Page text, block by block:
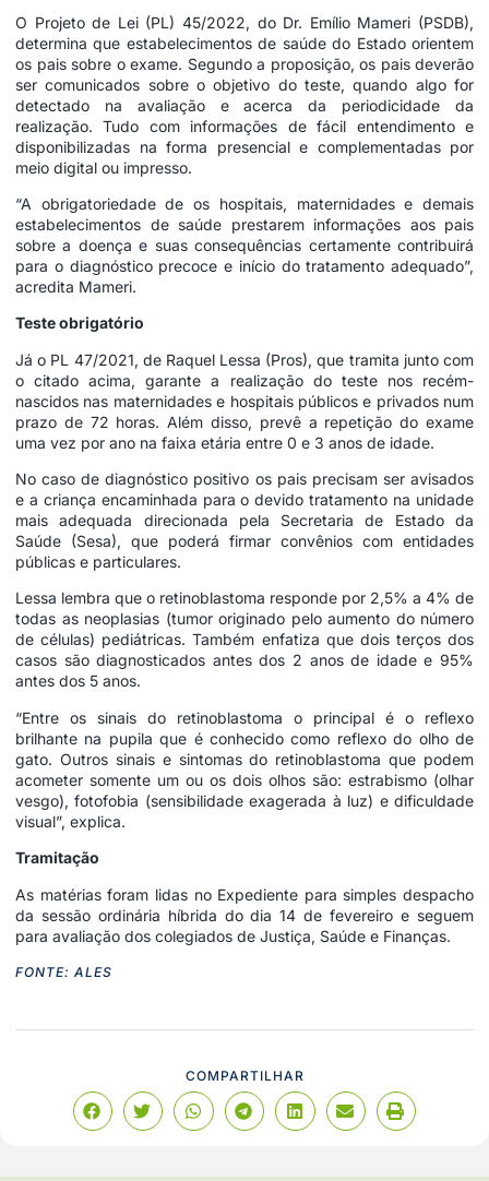
O Projeto de Lei (PL) 45/2022, do Dr. Emílio Mameri (PSDB),
determina que estabelecimentos de saúde do Estado orientem
os pais sobre o exame. Segundo a proposição, os pais deverão
ser comunicados sobre o objetivo do teste, quando algo for
detectado na avaliação e acerca da periodicidade da
realização. Tudo com informações de fácil entendimento e
disponibilizadas na forma presencial e complementadas por
meio digital ou impresso.
“A obrigatoriedade de os hospitais, maternidades e demais
estabelecimentos de saúde prestarem informações aos pais
sobre a doença e suas consequências certamente contribuirá
para o diagnóstico precoce e início do tratamento adequado”,
acredita Mameri.
Teste obrigatório
Já o PL 47/2021, de Raquel Lessa (Pros), que tramita junto com
o citado acima, garante a realização do teste nos recém-
nascidos nas maternidades e hospitais públicos e privados num
prazo de 72 horas. Além disso, prevê a repetição do exame
uma vez por ano na faixa etária entre 0 e 3 anos de idade.
No caso de diagnóstico positivo os pais precisam ser avisados
e a criança encaminhada para o devido tratamento na unidade
mais adequada direcionada pela Secretaria de Estado da
Saúde (Sesa), que poderá firmar convênios com entidades
públicas e particulares.
Lessa lembra que o retinoblastoma responde por 2,5% a 4% de
todas as neoplasias (tumor originado pelo aumento do número
de células) pediátricas. Também enfatiza que dois terços dos
casos são diagnosticados antes dos 2 anos de idade e 95%
antes dos 5 anos.
“Entre os sinais do retinoblastoma o principal é o reflexo
brilhante na pupila que é conhecido como reflexo do olho de
gato. Outros sinais e sintomas do retinoblastoma que podem
acometer somente um ou os dois olhos são: estrabismo (olhar
vesgo), fotofobia (sensibilidade exagerada à luz) e dificuldade
visual”, explica.
Tramitação
As matérias foram lidas no Expediente para simples despacho
da sessão ordinária híbrida do dia 14 de fevereiro e seguem
para avaliação dos colegiados de Justiça, Saúde e Finanças.
FONTE: ALES
COMPARTILHAR